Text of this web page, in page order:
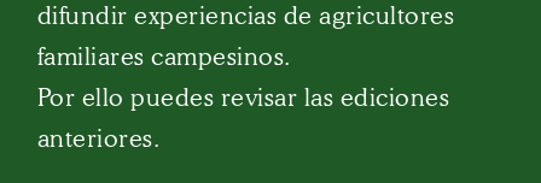
difundir experiencias de agricultores
familiares campesinos.
Por ello puedes revisar las ediciones
anteriores.